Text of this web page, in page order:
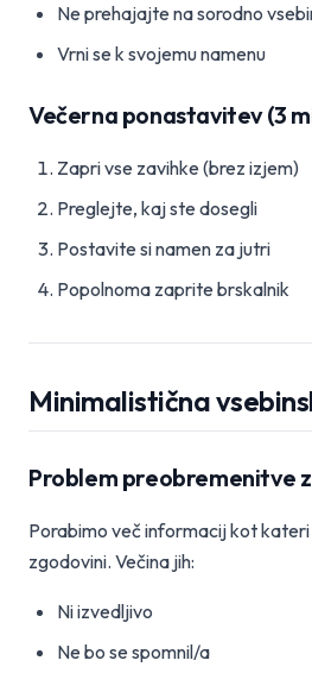
Ne prehajajte na sorodno
Vrni se k svojemu namenu
Večerna ponastavitev (3
Zapri vse zavihke (brez izjem)
Preglejte, kaj ste dosegli
Postavite si namen za jutri
Popolnoma zaprite brskalnik
Minimalistična
Problem preobremenitve
Porabimo več informacij kot
zgodovini. Večina jih:
Ni izvedljivo
Ne bo se spomnil/a